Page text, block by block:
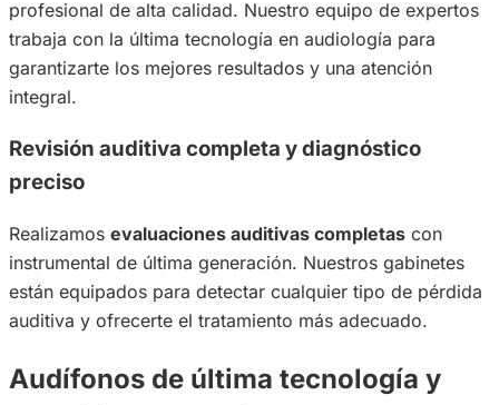
profesional de alta calidad. Nuestro equipo de expertos
trabaja con la última tecnología en audiología para
garantizarte los mejores resultados y una atención
integral.
Revisión auditiva completa y diagnóstico
preciso
Realizamos evaluaciones auditivas completas con
instrumental de última generación. Nuestros gabinetes
están equipados para detectar cualquier tipo de pérdida
auditiva y ofrecerte el tratamiento más adecuado.
Audífonos de última tecnología y